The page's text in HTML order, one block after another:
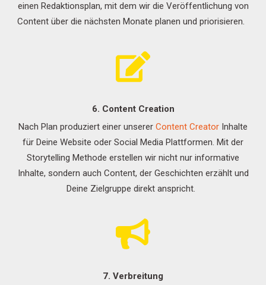
einen Redaktionsplan, mit dem wir die Veröffentlichung von
Content über die nächsten Monate planen und priorisieren.
6. Content Creation
Nach Plan produziert einer unserer Content Creator Inhalte
für Deine Website oder Social Media Plattformen. Mit der
Storytelling Methode erstellen wir nicht nur informative
Inhalte, sondern auch Content, der Geschichten erzählt und
Deine Zielgruppe direkt anspricht.
7. Verbreitung